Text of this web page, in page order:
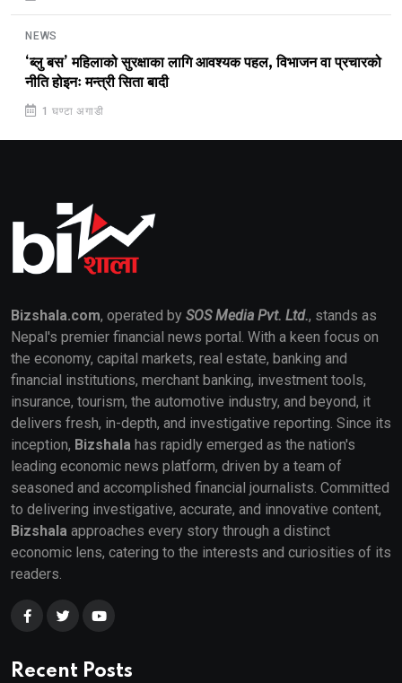
NEWS
‘ब्लु बस’ महिलाको सुरक्षाका लागि आवश्यक पहल, विभाजन वा प्रचारको
नीति होइनः मन्त्री सिता बादी
1 घण्टा अगाडी
Bizshala.com, operated by SOS Media Pvt. Ltd., stands as
Nepal's premier financial news portal. With a keen focus on
the economy, capital markets, real estate, banking and
financial institutions, merchant banking, investment tools,
insurance, tourism, the automotive industry, and beyond, it
delivers fresh, in-depth, and investigative reporting. Since its
inception, Bizshala has rapidly emerged as the nation's
leading economic news platform, driven by a team of
seasoned and accomplished financial journalists. Committed
to delivering investigative, accurate, and innovative content,
Bizshala approaches every story through a distinct
economic lens, catering to the interests and curiosities of its
readers.
Recent Posts